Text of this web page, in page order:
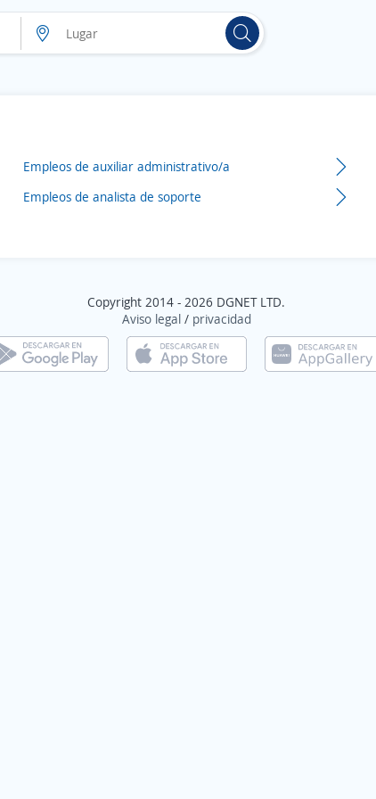
Empleos de auxiliar administrativo/a
Empleos de analista de soporte
Copyright 2014 - 2026 DGNET LTD.
Aviso legal/ privacidad